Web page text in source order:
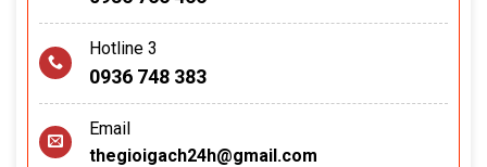
Hotline 3
0936 748 383
Email
thegioigach24h@gmail.com